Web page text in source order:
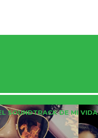
SOUNDTRACK DE MI VIDA